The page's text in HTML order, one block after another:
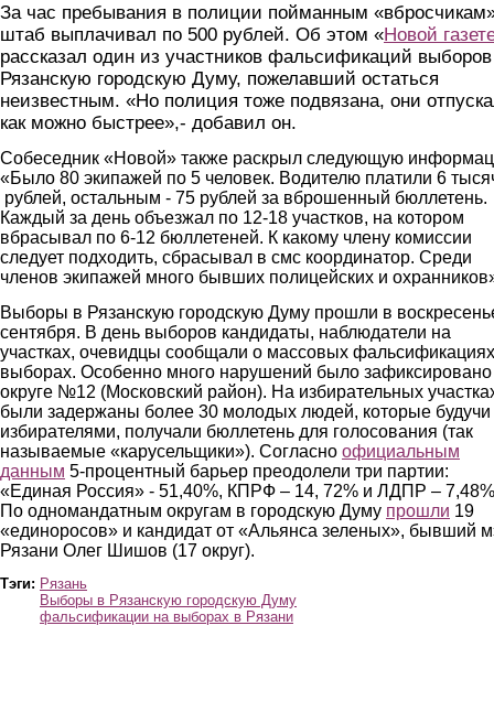
За час пребывания в полиции пойманным
штаб выплачивал по 500 рублей. Об этом «Новой
рассказал один из участников фальсификаций
Рязанскую городскую Думу, пожелавший остаться
неизвестным. «Но полиция тоже подвязана, они
как можно быстрее»,- добавил он.
Собеседник «Новой» также раскрыл следующую
«Было 80 экипажей по 5 человек. Водителю платили 6
рублей, остальным - 75 рублей за вброшенный бюллетень.
Каждый за день объезжал по 12-18 участков, на котором
вбрасывал по 6-12 бюллетеней. К какому члену комиссии
следует подходить, сбрасывал в смс координатор. Среди
членов экипажей много бывших полицейских и
Выборы в Рязанскую городскую Думу прошли в
сентября. В день выборов кандидаты, наблюдатели на
участках, очевидцы сообщали о массовых
выборах. Особенно много нарушений было
округе №12 (Московский район). На избирательных
были задержаны более 30 молодых людей, которые будучи
избирателями, получали бюллетень для голосования (так
называемые «карусельщики»). Согласно официальным
данным 5-процентный барьер преодолели три партии:
«Единая Россия» - 51,40%, КПРФ – 14, 72% и ЛДПР –
По одномандатным округам в городскую Думу прошли 19
«единоросов» и кандидат от «Альянса зеленых», бывший
Рязани Олег Шишов (17 округ).
Тэги: Рязань
Выборы в Рязанскую городскую Думу
фальсификации на выборах в Рязани